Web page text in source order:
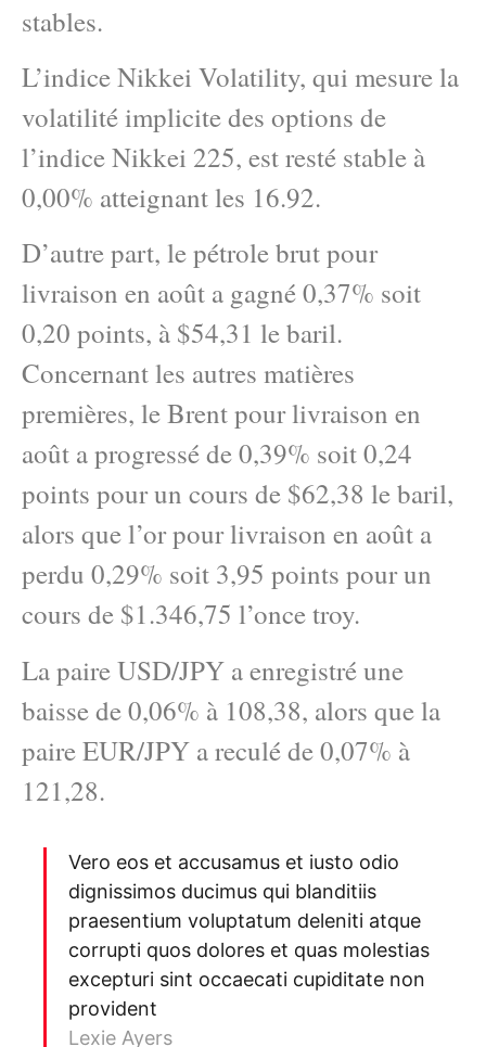
stables.
L’indice Nikkei Volatility, qui mesure la
volatilité implicite des options de
l’indice Nikkei 225, est resté stable à
0,00% atteignant les 16.92.
D’autre part, le pétrole brut pour
livraison en août a gagné 0,37% soit
0,20 points, à $54,31 le baril.
Concernant les autres matières
premières, le Brent pour livraison en
août a progressé de 0,39% soit 0,24
points pour un cours de $62,38 le baril,
alors que l’or pour livraison en août a
perdu 0,29% soit 3,95 points pour un
cours de $1.346,75 l’once troy.
La paire USD/JPY a enregistré une
baisse de 0,06% à 108,38, alors que la
paire EUR/JPY a reculé de 0,07% à
121,28.
Vero eos et accusamus et iusto odio
dignissimos ducimus qui blanditiis
praesentium voluptatum deleniti atque
corrupti quos dolores et quas molestias
excepturi sint occaecati cupiditate non
provident
Lexie Ayers